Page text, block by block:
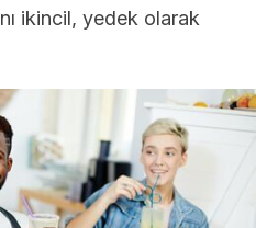
ikincil, yedek olarak